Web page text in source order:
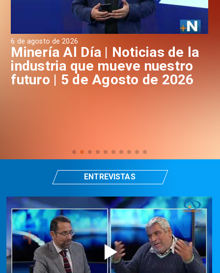
6 de agosto de 2026
Minería Al Día | Noticias de la
industria que mueve nuestro
futuro | 5 de Agosto de 2026
ENTREVISTAS